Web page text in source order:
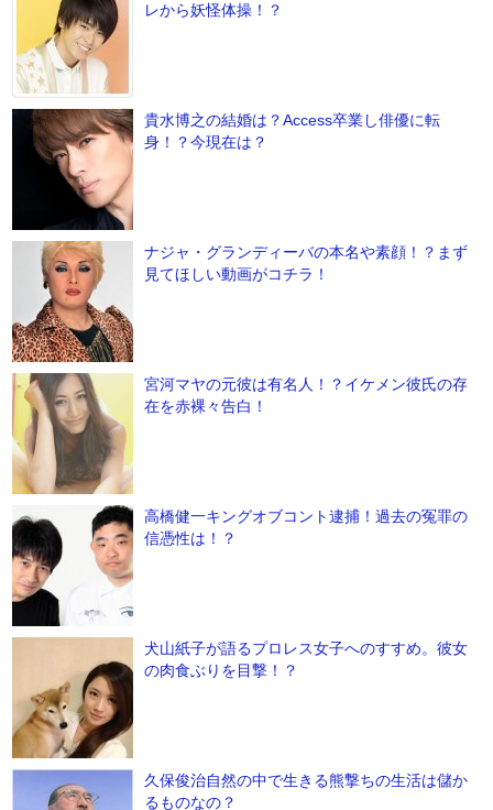
レから妖怪体操！？
貴水博之の結婚は？Access卒業し俳優に転
身！？今現在は？
ナジャ・グランディーバの本名や素顔！？まず
見てほしい動画がコチラ！
宮河マヤの元彼は有名人！？イケメン彼氏の存
在を赤裸々告白！
高橋健一キングオブコント逮捕！過去の冤罪の
信憑性は！？
犬山紙子が語るプロレス女子へのすすめ。彼女
の肉食ぶりを目撃！？
久保俊治自然の中で生きる熊撃ちの生活は儲か
るものなの？